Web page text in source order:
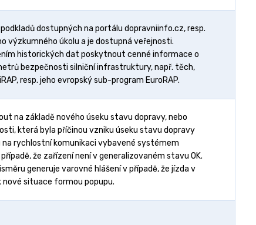
dostupných na portálu dopravniinfo.cz, resp.
výzkumného úkolu a je dostupná veřejnosti.
historických dat poskytnout cenné informace o
bezpečnosti silniční infrastruktury, např. těch,
resp. jeho evropský sub-program EuroRAP.
na základě nového úseku stavu dopravy, nebo
která byla příčinou vzniku úseku stavu dopravy
na rychlostní komunikaci vybavené systémem
že zařízení není v generalizovaném stavu OK.
generuje varovné hlášení v případě, že jízda v
situace formou popupu.